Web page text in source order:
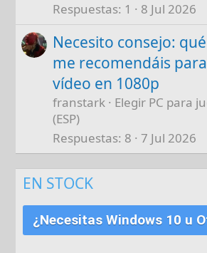
Respuestas 1 8 Jul 2026
Necesito consejo: qué
me recomendáis
vídeo en 1080p
franstark
Elegir PC para
(ESP)
Respuestas 8 7 Jul 2026
EN STOCK
¿Necesitas Windows 10 u